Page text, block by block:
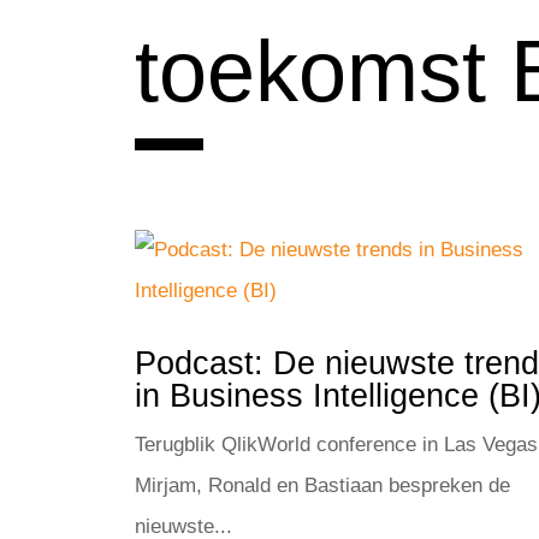
toekomst
Podcast: De nieuwste
in Business Intelligence (BI)
Terugblik QlikWorld conference in Las Vegas
Mirjam, Ronald en Bastiaan bespreken de
nieuwste...